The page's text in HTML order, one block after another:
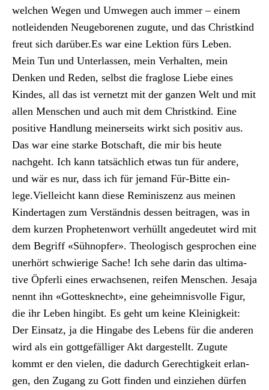
welchen Wegen und Umwe­gen auch immer – einem
notlei­den­den Neuge­bore­nen zugute, und das Christkind
freut sich darüber.Es war eine Lek­tion fürs Leben.
Mein Tun und Unter­lassen, mein Ver­hal­ten, mein
Denken und Reden, selb­st die fra­glose Liebe eines
Kindes, all das ist ver­net­zt mit der ganzen Welt und mit
allen Men­schen und auch mit dem Christkind. Eine
pos­i­tive Hand­lung mein­er­seits wirkt sich pos­i­tiv aus.
Das war eine starke Botschaft, die mir bis heute
nachge­ht. Ich kann tat­säch­lich etwas tun für andere,
und wär es nur, dass ich für jemand Für-Bitte ein­
lege.Vielle­icht kann diese Rem­i­niszenz aus meinen
Kinderta­gen zum Ver­ständ­nis dessen beitra­gen, was in
dem kurzen Propheten­wort ver­hüllt angedeutet wird mit
dem Begriff «Sühnopfer». The­ol­o­gisch gesprochen eine
uner­hört schwierige Sache! Ich sehe darin das ulti­ma­
tive Öpfer­li eines erwach­se­nen, reifen Men­schen. Jesa­ja
nen­nt ihn «Gottesknecht», eine geheimnisvolle Fig­ur,
die ihr Leben hin­gibt. Es geht um keine Kleinigkeit:
Der Ein­satz, ja die Hingabe des Lebens für die anderen
wird als ein gottge­fäl­liger Akt dargestellt. Zugute
kommt er den vie­len, die dadurch Gerechtigkeit erlan­
gen, den Zugang zu Gott find­en und einziehen dür­fen